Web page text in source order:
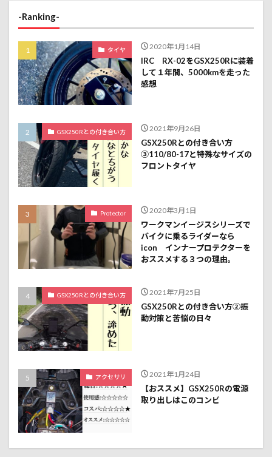
-Ranking-
タイヤ 2020年1月14日
IRC RX-02をGSX250Rに装着
して１年間、5000kmを走った
感想
GSX250Rとの付き合い方 2021年9月26日
GSX250Rとの付き合い方
③110/80-17と特殊なサイズの
フロントタイヤ
Protector 2020年3月1日
ワークマンイージスシリーズで
バイクに乗るライダーなら
icon インナープロテクターを
おススメする３つの理由。
GSX250Rとの付き合い方 2021年7月25日
GSX250Rとの付き合い方②振
動対策と苦悩の日々
アクセサリ 2021年1月24日
【おススメ】GSX250Rの電源
取り出しはこのコンビ